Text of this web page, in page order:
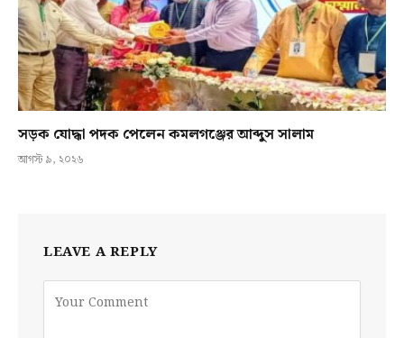
সড়ক যোদ্ধা পদক পেলেন কমলগঞ্জের আব্দুস সালাম
আগস্ট ৯, ২০২৬
LEAVE A REPLY